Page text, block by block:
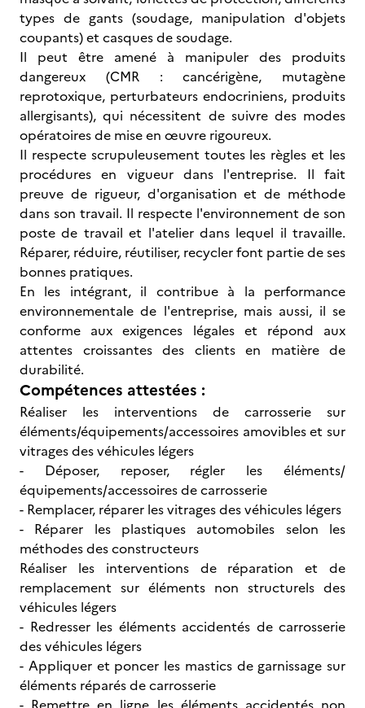
types de gants (soudage, manipulation d'objets
coupants) et casques de soudage.
Il peut être amené à manipuler des produits
dangereux (CMR : cancérigène, mutagène
reprotoxique, perturbateurs endocriniens, produits
allergisants), qui nécessitent de suivre des modes
opératoires de mise en œuvre rigoureux.
Il respecte scrupuleusement toutes les règles et les
procédures en vigueur dans l'entreprise. Il fait
preuve de rigueur, d'organisation et de méthode
dans son travail. Il respecte l'environnement de son
poste de travail et l'atelier dans lequel il travaille.
Réparer, réduire, réutiliser, recycler font partie de ses
bonnes pratiques.
En les intégrant, il contribue à la performance
environnementale de l'entreprise, mais aussi, il se
conforme aux exigences légales et répond aux
attentes croissantes des clients en matière de
durabilité.
Compétences attestées :
Réaliser les interventions de carrosserie sur
éléments/équipements/accessoires amovibles et sur
vitrages des véhicules légers
- Déposer, reposer, régler les éléments/
équipements/accessoires de carrosserie
- Remplacer, réparer les vitrages des véhicules légers
- Réparer les plastiques automobiles selon les
méthodes des constructeurs
Réaliser les interventions de réparation et de
remplacement sur éléments non structurels des
véhicules légers
- Redresser les éléments accidentés de carrosserie
des véhicules légers
- Appliquer et poncer les mastics de garnissage sur
éléments réparés de carrosserie